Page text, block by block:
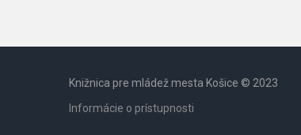
Knižnica pre mládež mesta Košice © 2023
Informácie o prístupnosti